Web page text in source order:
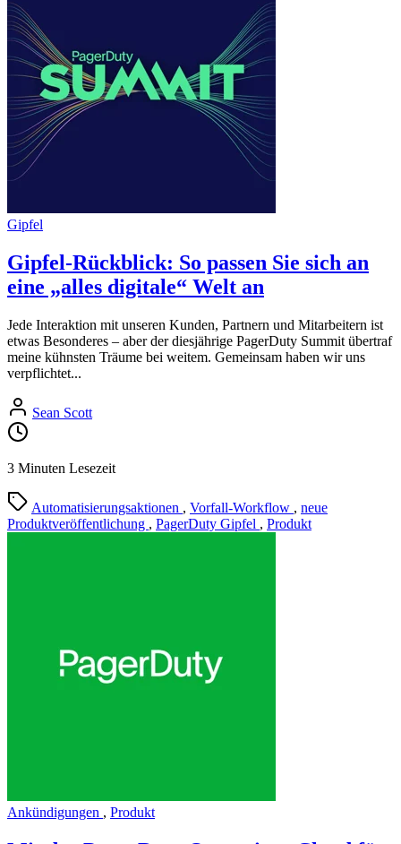
Gipfel
Gipfel-Rückblick: So passen Sie sich an
eine „alles digitale“ Welt an
Jede Interaktion mit unseren Kunden, Partnern und Mitarbeitern ist
etwas Besonderes – aber der diesjährige PagerDuty Summit übertraf
meine kühnsten Träume bei weitem. Gemeinsam haben wir uns
verpflichtet...
Sean Scott
3 Minuten Lesezeit
Automatisierungsaktionen , Vorfall-Workflow , neue
Produktveröffentlichung , PagerDuty Gipfel , Produkt
Ankündigungen , Produkt